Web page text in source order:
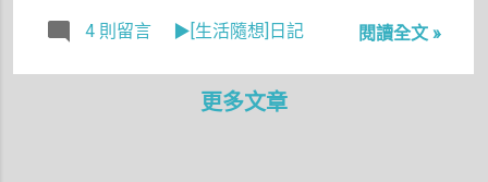
到好處，肉
味，只可惜
帶我去買炸
4 則留言 ▶[生活隨想]日記 閱讀全文 »
更多文章